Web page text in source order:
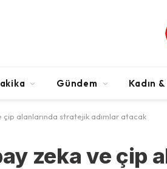
Gündem Kadın
alanlarında stratejik adımlar atacak
zeka ve çip